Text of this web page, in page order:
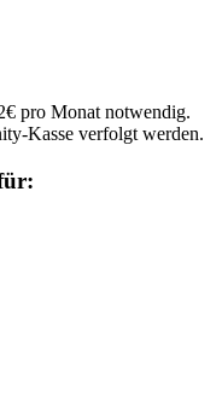
pro Monat notwendig.
Kasse verfolgt werden.